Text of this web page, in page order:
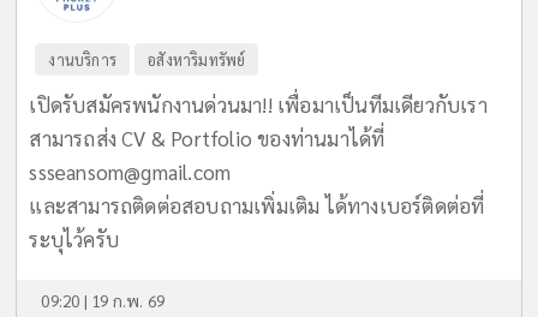
งานบริการ อสังหาริมทรัพย์
เปิดรับสมัครพนักงานด่วนมา!! เพื่อมาเป็นทีมเดียวกับเรา
สามารถส่ง CV & Portfolio ของท่านมาได้ที่
ssseansom@gmail.com
และสามารถติดต่อสอบถามเพิ่มเติม ได้ทางเบอร์ติดต่อที่
ระบุไว้ครับ
09:20 | 19 ก.พ. 69